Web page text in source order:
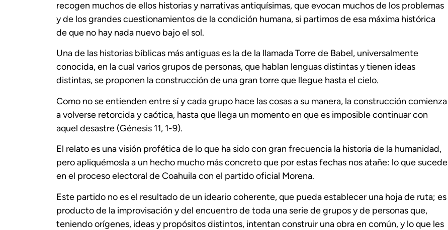
recogen muchos de ellos historias y narrativas antiquísimas, que evocan muchos de los problemas
y de los grandes cuestionamientos de la condición humana, si partimos de esa máxima histórica
de que no hay nada nuevo bajo el sol.
Una de las historias bíblicas más antiguas es la de la llamada Torre de Babel, universalmente
conocida, en la cual varios grupos de personas, que hablan lenguas distintas y tienen ideas
distintas, se proponen la construcción de una gran torre que llegue hasta el cielo.
Como no se entienden entre sí y cada grupo hace las cosas a su manera, la construcción comienza
a volverse retorcida y caótica, hasta que llega un momento en que es imposible continuar con
aquel desastre (Génesis 11, 1-9).
El relato es una visión profética de lo que ha sido con gran frecuencia la historia de la humanidad,
pero apliquémosla a un hecho mucho más concreto que por estas fechas nos atañe: lo que sucede
en el proceso electoral de Coahuila con el partido oficial Morena.
Este partido no es el resultado de un ideario coherente, que pueda establecer una hoja de ruta; es
producto de la improvisación y del encuentro de toda una serie de grupos y de personas que,
teniendo orígenes, ideas y propósitos distintos, intentan construir una obra en común, y lo que les